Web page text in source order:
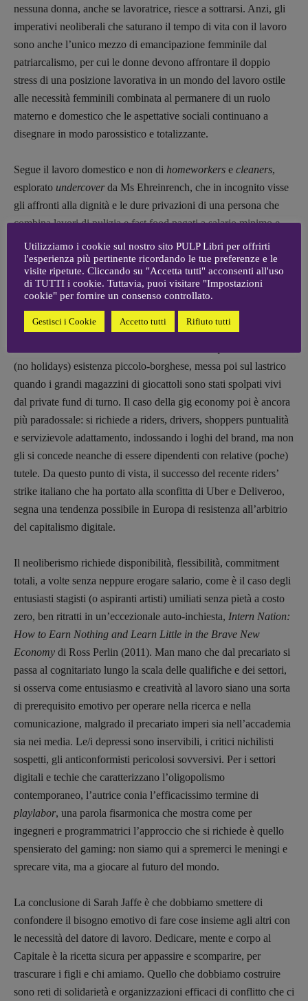
Coordinamento Fumetti:
Coordinamento Pulp for kids e social
media:
Valentina Marcoli
[valentina.marcoli@gmail.com]
nessuna donna, anche se lavoratrice, riesce a sottrarsi. Anzi, gli
imperativi neoliberali che saturano il tempo di vita con il lavoro
sono anche l’unico mezzo di emancipazione femminile dal
patriarcalismo, per cui le donne devono affrontare il doppio
stress di una posizione lavorativa in un mondo del lavoro ostile
alle necessità femminili combinata al permanere di un ruolo
materno e domestico che le aspettative sociali continuano a
disegnare in modo parossistico e totalizzante.
Segue il lavoro domestico e non di homeworkers e cleaners,
esplorato undercover da Ms Ehreinrench, che in incognito visse
gli affronti alla dignità e le dure privazioni di una persona che
combina lavori di pulizia e fast food pagati a salario minimo e
non riesce a sopravvivere nell’America degli anni ‘90. Il mondo
del retail è un altro aspetto dell’input affettivo che ci si aspetta
oggi dai dipendenti cui si richiede di essere sempre sorridenti nel
gestire i capricciosi clienti all’interno nelle catene commerciali
che avviluppano il globo. C’è qui il caso di una commessa di
Toys R Us, la cui generosa devozione a bambini e genitori le
(no holidays) esistenza piccolo-borghese, messa poi sul lastrico
quando i grandi magazzini di giocattoli sono stati spolpati vivi
dal private fund di turno. Il caso della gig economy poi è ancora
più paradossale: si richiede a riders, drivers, shoppers puntualità
e servizievole adattamento, indossando i loghi del brand, ma non
gli si concede neanche di essere dipendenti con relative (poche)
tutele. Da questo punto di vista, il successo del recente riders’
strike italiano che ha portato alla sconfitta di Uber e Deliveroo,
segna una tendenza possibile in Europa di resistenza all’arbitrio
del capitalismo digitale.
Il neoliberismo richiede disponibilità, flessibilità, commitment
totali, a volte senza neppure erogare salario, come è il caso degli
entusiasti stagisti (o aspiranti artisti) umiliati senza pietà a costo
zero, ben ritratti in un’eccezionale auto-inchiesta, Intern Nation:
How to Earn Nothing and Learn Little in the Brave New
Economy di Ross Perlin (2011). Man mano che dal precariato si
passa al cognitariato lungo la scala delle qualifiche e dei settori,
si osserva come entusiasmo e creatività al lavoro siano una sorta
di prerequisito emotivo per operare nella ricerca e nella
comunicazione, malgrado il precariato imperi sia nell’accademia
sia nei media. Le/i depressi sono inservibili, i critici nichilisti
sospetti, gli anticonformisti pericolosi sovversivi. Per i settori
digitali e techie che caratterizzano l’oligopolismo
contemporaneo, l’autrice conia l’efficacissimo termine di
playlabor, una parola fisarmonica che mostra come per
ingegneri e programmatrici l’approccio che si richiede è quello
spensierato del gaming: non siamo qui a spremerci le meningi e
sprecare vita, ma a giocare al futuro del mondo.
La conclusione di Sarah Jaffe è che dobbiamo smettere di
confondere il bisogno emotivo di fare cose insieme agli altri con
le necessità del datore di lavoro. Dedicare, mente e corpo al
Capitale è la ricetta sicura per appassire e scomparire, per
trascurare i figli e chi amiamo. Quello che dobbiamo costruire
sono reti di solidarietà e organizzazioni efficaci di conflitto che ci
Utilizziamo i cookie sul nostro sito PULP Libri per offrirti
l'esperienza più pertinente ricordando le tue preferenze e le
visite ripetute. Cliccando su "Accetta tutti" acconsenti all'uso
di TUTTI i cookie. Tuttavia, puoi visitare "Impostazioni
cookie" per fornire un consenso controllato.
Gestisci i Cookie Accetto tutti Rifiuto tutti